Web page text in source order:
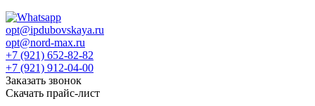
opt@ipdubovskaya.ru
opt@nord-max.ru
+7 (921) 652-82-82
+7 (921) 912-04-00
Заказать звонок
Скачать прайс-лист